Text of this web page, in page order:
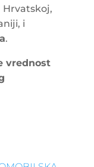
i
.
vrednost